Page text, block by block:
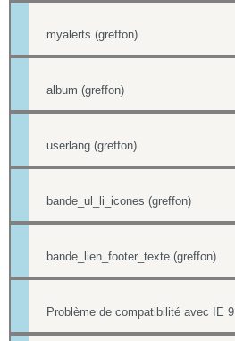
myalerts (greffon)
album (greffon)
userlang (greffon)
bande_ul_li_icones (greffon)
bande_lien_footer_texte (greffon)
Problème de compatibilité avec IE 9